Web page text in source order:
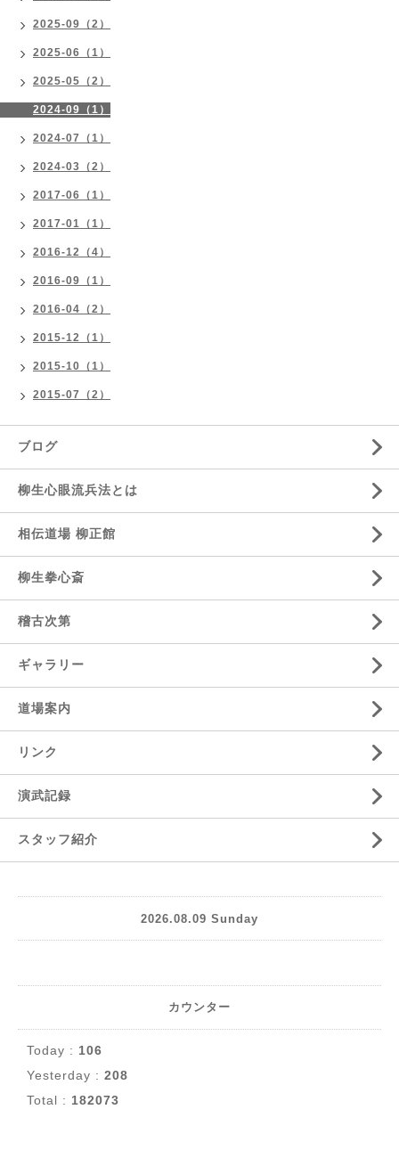
2025-09（2）
2025-06（1）
2025-05（2）
2024-09（1）
2024-07（1）
2024-03（2）
2017-06（1）
2017-01（1）
2016-12（4）
2016-09（1）
2016-04（2）
2015-12（1）
2015-10（1）
2015-07（2）
ブログ
柳生心眼流兵法とは
相伝道場 柳正館
柳生拳心斎
稽古次第
ギャラリー
道場案内
リンク
演武記録
スタッフ紹介
2026.08.09 Sunday
カウンター
Today : 106
Yesterday : 208
Total : 182073